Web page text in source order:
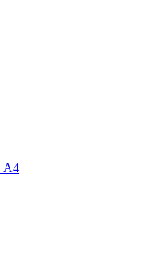
מדפסות לייזר משולבות A4